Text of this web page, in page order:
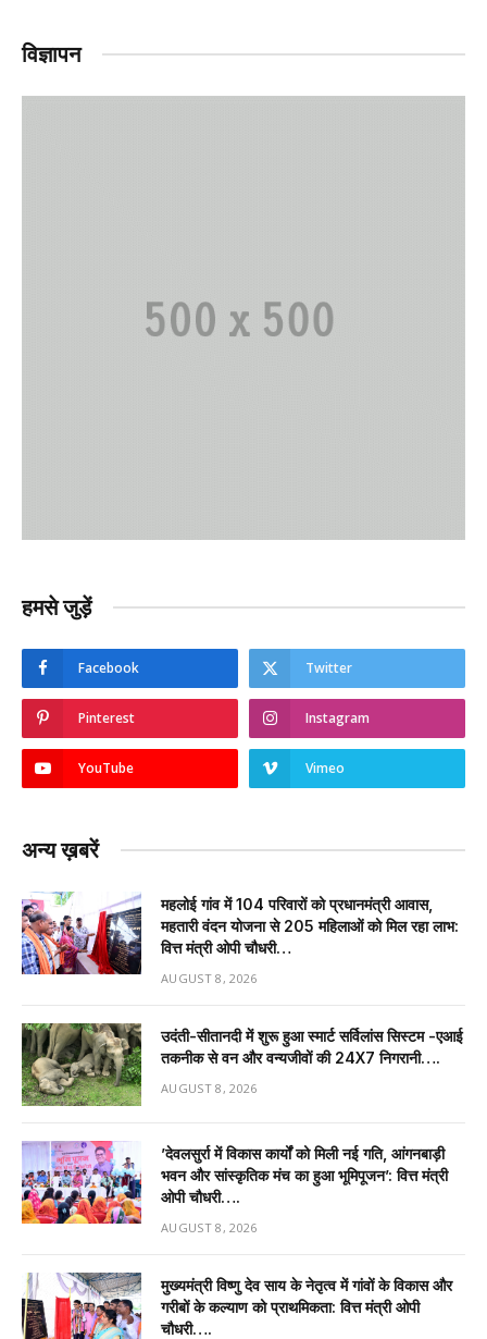
विज्ञापन
हमसे जुड़ें
Facebook Twitter
Pinterest Instagram
YouTube Vimeo
अन्य ख़बरें
महलोई गांव में 104 परिवारों को प्रधानमंत्री आवास,
महतारी वंदन योजना से 205 महिलाओं को मिल रहा लाभ:
वित्त मंत्री ओपी चौधरी…
AUGUST 8, 2026
उदंती-सीतानदी में शुरू हुआ स्मार्ट सर्विलांस सिस्टम -एआई
तकनीक से वन और वन्यजीवों की 24X7 निगरानी….
AUGUST 8, 2026
’देवलसुर्रा में विकास कार्यों को मिली नई गति, आंगनबाड़ी
भवन और सांस्कृतिक मंच का हुआ भूमिपूजन’: वित्त मंत्री
ओपी चौधरी….
AUGUST 8, 2026
मुख्यमंत्री विष्णु देव साय के नेतृत्व में गांवों के विकास और
गरीबों के कल्याण को प्राथमिकता: वित्त मंत्री ओपी
चौधरी….